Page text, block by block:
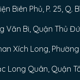
Biên Phủ, P. 25, Q.
Văn Bi, Quận Thủ
Xích Long,
Long Quân, Quận